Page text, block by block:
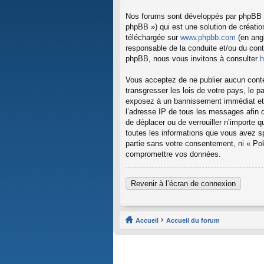
Nos forums sont développés par
phpBB ») qui est une solution de
téléchargée sur www.phpbb.com (en
responsable de la conduite et/ou du
phpBB, nous vous invitons à consulter
Vous acceptez de ne publier aucun
transgresser les lois de votre pays, le
exposez à un bannissement immédiat
l’adresse IP de tous les messages afin
de déplacer ou de verrouiller n’importe
toutes les informations que vous avez
partie sans votre consentement, ni «
compromettre vos données.
Revenir à l’écran de connexion
Accueil Accueil du forum